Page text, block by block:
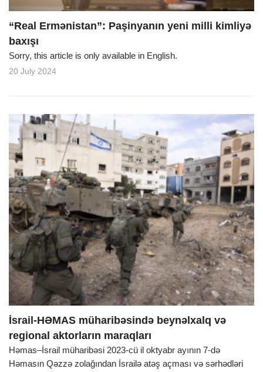
“Real Ermənistan”: Paşinyanın yeni milli kimliyə
baxışı
Sorry, this article is only available in English.
20 July 2024
İsrail-HƏMAS müharibəsində beynəlxalq və
regional aktorların maraqları
Həmas–İsrail müharibəsi 2023-cü il oktyabr ayının 7-də
Həmasın Qəzzə zolağından İsrailə atəş açması və sərhədləri